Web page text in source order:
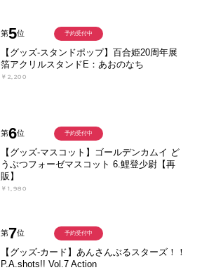
第5位
【グッズ-スタンドポップ】百合姫20周年展
箔アクリルスタンドE：あおのなち
￥2,200
予約受付中
第6位
【グッズ-マスコット】ゴールデンカムイ ど
うぶつフォーゼマスコット 6.鯉登少尉【再
販】
￥1,980
予約受付中
第7位
【グッズ-カード】あんさんぶるスターズ！！
P.A.shots!! Vol.7 Action
予約受付中